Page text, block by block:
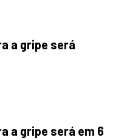
a gripe será
a gripe será em 6